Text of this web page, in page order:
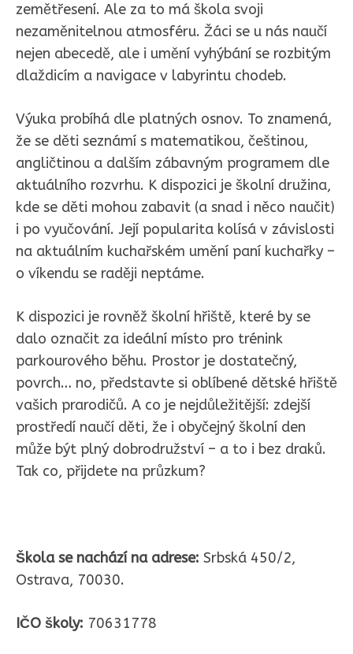
zemětřesení. Ale za to má škola svoji
nezaměnitelnou atmosféru. Žáci se u nás naučí
nejen abecedě, ale i umění vyhýbání se rozbitým
dlaždicím a navigace v labyrintu chodeb.
Výuka probíhá dle platných osnov. To znamená,
že se děti seznámí s matematikou, češtinou,
angličtinou a dalším zábavným programem dle
aktuálního rozvrhu. K dispozici je školní družina,
kde se děti mohou zabavit (a snad i něco naučit)
i po vyučování. Její popularita kolísá v závislosti
na aktuálním kuchařském umění paní kuchařky –
o víkendu se raději neptáme.
K dispozici je rovněž školní hřiště, které by se
dalo označit za ideální místo pro trénink
parkourového běhu. Prostor je dostatečný,
povrch… no, představte si oblíbené dětské hřiště
vašich prarodičů. A co je nejdůležitější: zdejší
prostředí naučí děti, že i obyčejný školní den
může být plný dobrodružství – a to i bez draků.
Tak co, přijdete na průzkum?
Škola se nachází na adrese: Srbská 450/2,
Ostrava, 70030.
IČO školy: 70631778